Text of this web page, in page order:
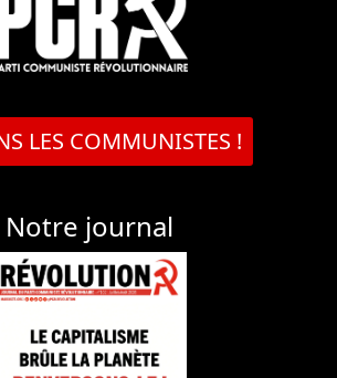
LES COMMUNISTES !
Notre journal